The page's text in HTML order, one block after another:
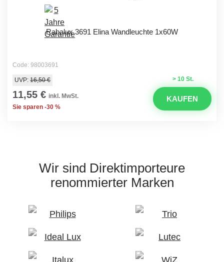
Rabalux 3691 Elina Wandleuchte 1x60W
Code: 98003691
> 10 St.
UVP: 16,50 €
11,55 € inkl. MwSt.
Sie sparen -30 %
KAUFEN
Wir sind Direktimporteure
renommierter Marken